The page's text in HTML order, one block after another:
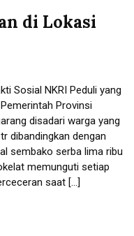
di Lokasi
Sosial NKRI Peduli yang
Provinsi
disadari warga yang
dibandingkan dengan
sembako serba lima ribu
memunguti setiap
saat […]